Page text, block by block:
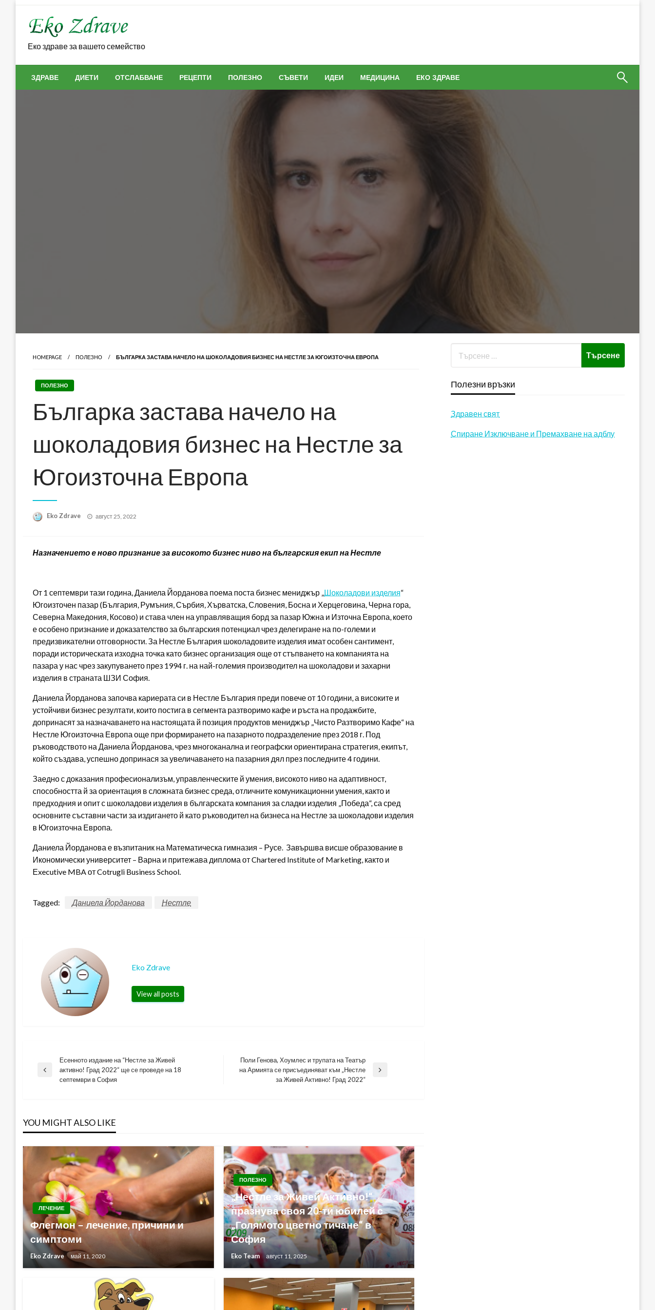
Еко здраве за вашето семейство
ЗДРАВЕ ДИЕТИ ОТСЛАБВАНЕ РЕЦЕПТИ ПОЛЕЗНО СЪВЕТИ ИДЕИ МЕДИЦИНА ЕКО ЗДРАВЕ
HOMEPAGE ПОЛЕЗНО БЪЛГАРКА ЗАСТАВА НАЧЕЛО НА ШОКОЛАДОВИЯ БИЗНЕС НА НЕСТЛЕ ЗА ЮГОИЗТОЧНА ЕВРОПА
ПОЛЕЗНО
Българка застава начело на
шоколадовия бизнес на Нестле за
Югоизточна Европа
Eko Zdrave
Posted
август 25, 2022
Назначението е ново признание за високото бизнес ниво на българския екип на Нестле
От 1 септември тази година, Даниела Йорданова поема поста бизнес мениджър „Шоколадови изделия“
Югоизточен пазар (България, Румъния, Сърбия, Хърватска, Словения, Босна и Херцеговина, Черна гора,
Северна Македония, Косово) и става член на управляващия борд за пазар Южна и Източна Европа, което
е особено признание и доказателство за българския потенциал чрез делегиране на по-големи и
предизвикателни отговорности. За Нестле България шоколадовите изделия имат особен сантимент,
поради историческата изходна точка като бизнес организация още от стъпването на компанията на
пазара у нас чрез закупуването през 1994 г. на най-големия производител на шоколадови и захарни
изделия в страната ШЗИ София.
Даниела Йорданова започва кариерата си в Нестле България преди повече от 10 години, а високите и
устойчиви бизнес резултати, които постига в сегмента разтворимо кафе и ръста на продажбите,
допринасят за назначаването на настоящата й позиция продуктов мениджър „Чисто Разтворимо Кафе“ на
Нестле Югоизточна Европа още при формирането на пазарното подразделение през 2018 г. Под
ръководството на Даниела Йорданова, чрез многоканална и географски ориентирана стратегия, екипът,
който създава, успешно допринася за увеличаването на пазарния дял през последните 4 години.
Заедно с доказания професионализъм, управленческите й умения, високото ниво на адаптивност,
способността й за ориентация в сложната бизнес среда, отличните комуникационни умения, както и
предходния и опит с шоколадови изделия в българската компания за сладки изделия „Победа“, са сред
основните съставни части за издигането й като ръководител на бизнеса на Нестле за шоколадови изделия
в Югоизточна Европа.
Даниела Йорданова е възпитаник на Математическа гимназия – Русе. Завършва висше образование в
Икономически университет – Варна и притежава диплома от Chartered Institute of Marketing, както и
Еxecutive MBA от Cotrugli Business School.
Tagged: Даниела Йорданова Нестле
Eko Zdrave
View all posts
Навигация
Previous
Есенното издание на “Нестле за Живей
активно! Град 2022“ ще се проведе на 18
септември в София
Next
Поли Генова, Хоумлес и трупата на Театър
на Армията се присъединяват към „Нестле
за Живей Активно! Град 2022“
YOU MIGHT ALSO LIKE
ЛЕЧЕНИЕ
Флегмон – лечение, причини и
симптоми
Eko Zdrave май 11, 2020
ПОЛЕЗНО
„Нестле за Живей Активно!“
празнува своя 20-ти юбилей с
„Голямото цветно тичане“ в
София
Eko Team август 11, 2025
Полезни връзки
Здравен свят
Спиране Изключване и Премахване на адблу